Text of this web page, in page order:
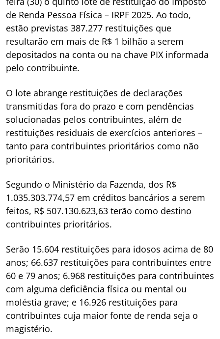
de Renda Pessoa Física – IRPF 2025. Ao todo,
estão previstas 387.277 restituições que
resultarão em mais de R$ 1 bilhão a serem
depositados na conta ou na chave PIX informada
pelo contribuinte.
O lote abrange restituições de declarações
transmitidas fora do prazo e com pendências
solucionadas pelos contribuintes, além de
restituições residuais de exercícios anteriores –
tanto para contribuintes prioritários como não
prioritários.
Segundo o Ministério da Fazenda, dos R$
1.035.303.774,57 em créditos bancários a serem
feitos, R$ 507.130.623,63 terão como destino
contribuintes prioritários.
Serão 15.604 restituições para idosos acima de 80
anos; 66.637 restituições para contribuintes entre
60 e 79 anos; 6.968 restituições para contribuintes
com alguma deficiência física ou mental ou
moléstia grave; e 16.926 restituições para
contribuintes cuja maior fonte de renda seja o
magistério.